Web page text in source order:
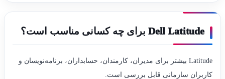
Dell Latitude برای چه کسانی مناسب است؟
Latitude بیشتر برای مدیران، کارمندان، حسابداران، برنامه‌نویسان و
کاربران سازمانی قابل بررسی است.